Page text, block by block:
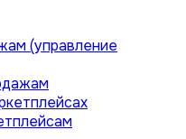
(управление